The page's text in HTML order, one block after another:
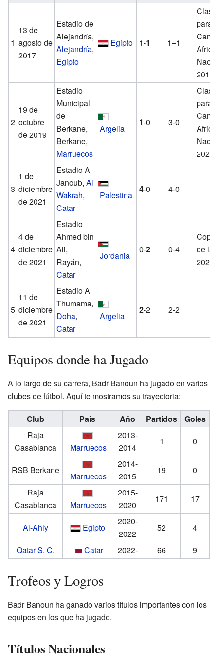
1
13 de
agosto de
2017
Estadio de
Alejandría,
Alejandría,
Egipto
Egipto 1-1 1–1
para
2018
2
19 de
octubre
de 2019
Estadio
Municipal
de
Berkane,
Berkane,
Marruecos
Argelia
1-0 3-0
para
2020
3
1 de
diciembre
de 2021
Estadio Al
Janoub,Al
Wakrah,
Catar
Palestina
4-0 4-0
Copa
de la
2021
4
4 de
diciembre
de 2021
Estadio
Ahmed bin
Ali,
Rayán,
Catar
Jordania
0-2 0-4
5
11 de
diciembre
de 2021
Estadio Al
Thumama,
Doha,
Catar
Argelia
2-2 2-2
Equipos donde ha Jugado
A lo largo de su carrera, Badr Banoun ha jugado en varios
clubes de fútbol. Aquí te mostramos su trayectoria:
Club País Año Partidos
Goles
Raja
Casablanca
Marruecos
2013-
2014
1 0
RSB Berkane
Marruecos
2014-
2015
19
0
Raja
Casablanca
Marruecos
2015-
2020
171 17
Al-Ahly Egipto
2020-
2022
52
4
Qatar S. C.
Catar 2022- 66 9
Trofeos y Logros
Badr Banoun ha ganado varios títulos importantes con los
equipos en los que ha jugado.
Títulos Nacionales